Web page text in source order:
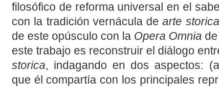
filosófico de reforma universal en el
con la tradición vernácula dearte storica
de este opúsculo con la Opera Omnia
este trabajo es reconstruir el diálogo
storica, indagando en dos aspectos:
que él compartía con los principales